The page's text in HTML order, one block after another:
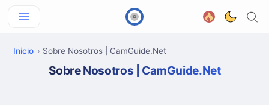
Inicio Sobre Nosotros | CamGuide.Net
Sobre Nosotros | CamGuide.Net